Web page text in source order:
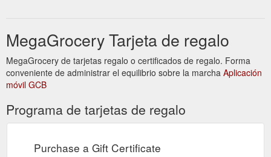
MegaGrocery Tarjeta de regalo
MegaGrocery de tarjetas regalo o certificados de regalo. Forma
conveniente de administrar el equilibrio sobre la marcha Aplicación
móvil GCB
Programa de tarjetas de regalo
Purchase a Gift Certificate